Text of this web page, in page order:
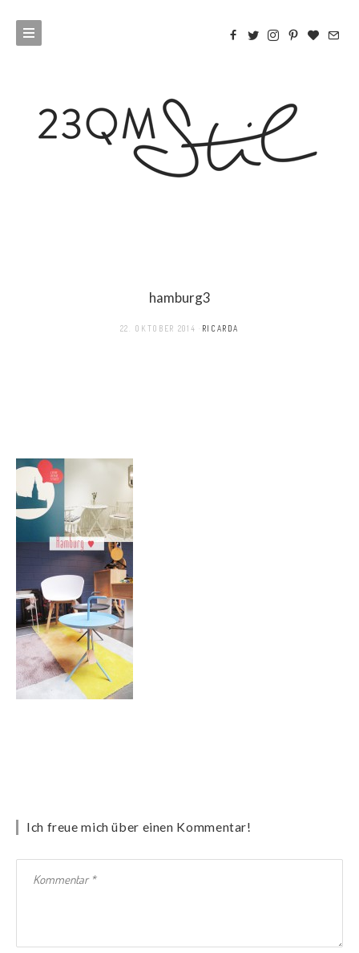
hamburg3
22. OKTOBER 2014 RICARDA
Ich freue mich über einen Kommentar!